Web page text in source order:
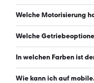
Es gibt insgesamt 27
Welche Motorisierung
Der BMW 2002 1.2 hat
Welche
Der BMW 2002 1.2 ist
In welchen Farben ist
Den BMW 2002 1.2
Wie kann ich auf